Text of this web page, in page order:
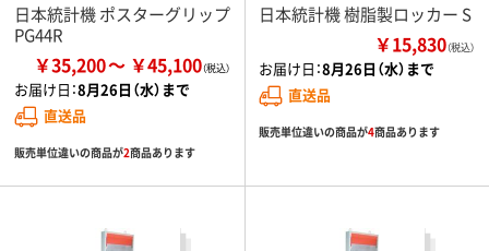
日本統計機 ポスターグリップ
PG44R
￥35,200 ￥45,100
お届け日：8月26日（水）まで
直送品
販売単位違いの商品が2商品あります
日本統計機 樹脂製ロッカー S
￥15,830（税込）
お届け日：8月26日（水）まで
直送品
販売単位違いの商品が4商品あります